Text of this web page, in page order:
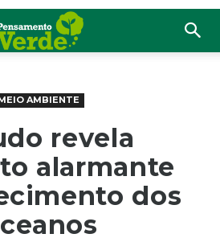
AMBIENTE
revela
alarmante
dos